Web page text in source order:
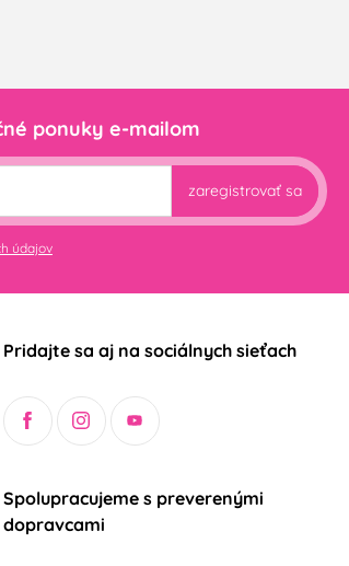
ponuky e-mailom
zaregistrovať sa
údajov
Pridajte sa aj na sociálnych sieťach
Spolupracujeme s preverenými
dopravcami